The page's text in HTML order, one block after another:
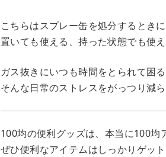
こちらはスプレー缶を処分するとき
置いても使える、持った状態でも使
ガス抜きにいつも時間をとられて困
そんな日常のストレスをがっつり減
100均の便利グッズは、本当に100均
ぜひ便利なアイテムはしっかりゲッ